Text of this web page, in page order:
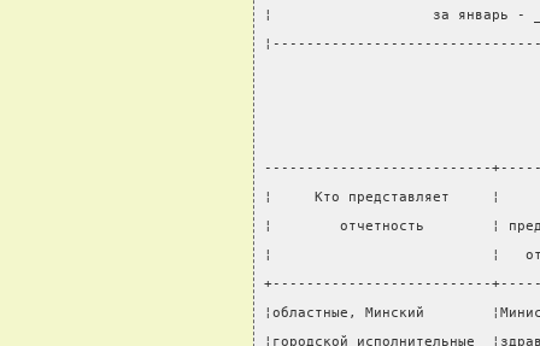
¦                   за январь -
---------------------------
¦     Кто представляет     ¦
¦        отчетность        ¦
¦                          ¦
+--------------------------
¦областные, Минский
¦городской исполнительные